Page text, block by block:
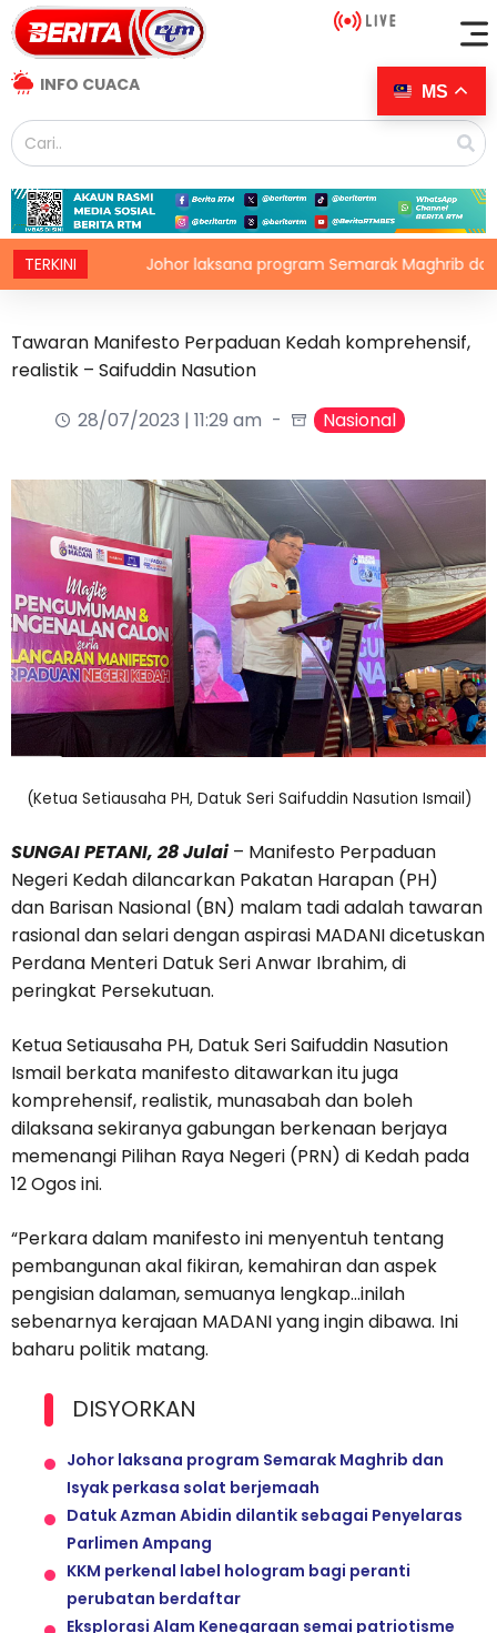
INFO CUACA
TERKINIJohor laksana program Semarak Maghrib dan Isyak
Tawaran Manifesto Perpaduan Kedah komprehensif,
realistik – Saifuddin Nasution
28/07/2023 | 11:29 am
Nasional
(Ketua Setiausaha PH, Datuk Seri Saifuddin Nasution Ismail)
SUNGAI PETANI, 28 Julai– Manifesto Perpaduan
Negeri Kedah dilancarkan Pakatan Harapan (PH)
dan Barisan Nasional (BN) malam tadi adalah tawaran
rasional dan selari dengan aspirasi MADANI dicetuskan
Perdana Menteri Datuk Seri Anwar Ibrahim, di
peringkat Persekutuan.
Ketua Setiausaha PH, Datuk Seri Saifuddin Nasution
Ismail berkata manifesto ditawarkan itu juga
komprehensif, realistik, munasabah dan boleh
dilaksana sekiranya gabungan berkenaan berjaya
memenangi Pilihan Raya Negeri (PRN) di Kedah pada
12 Ogos ini.
“Perkara dalam manifesto ini menyentuh tentang
pembangunan akal fikiran, kemahiran dan aspek
pengisian dalaman, semuanya lengkap…inilah
sebenarnya kerajaan MADANI yang ingin dibawa. Ini
baharu politik matang.
DISYORKAN
Johor laksana program Semarak Maghrib dan
Isyak perkasa solat berjemaah
Datuk Azman Abidin dilantik sebagai Penyelaras
Parlimen Ampang
KKM perkenal label hologram bagi peranti
perubatan berdaftar
Eksplorasi Alam Kenegaraan semai patriotisme
MS